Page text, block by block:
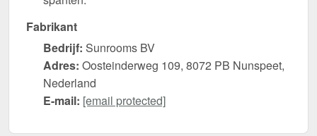
Fabrikant
Bedrijf: Sunrooms BV
Adres: Oosteinderweg 109, 8072 PB Nunspeet,
Nederland
E-mail: [email protected]